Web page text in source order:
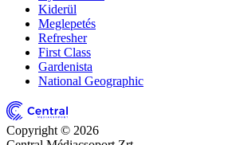
Kiderül
Meglepetés
Refresher
First Class
Gardenista
National Geographic
Copyright © 2026